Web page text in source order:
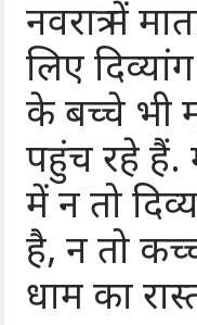
नवरात्र में
लिए
के बच्चे भी
पहुंच रहे हैं.
में न तो
है, न तो
धाम का